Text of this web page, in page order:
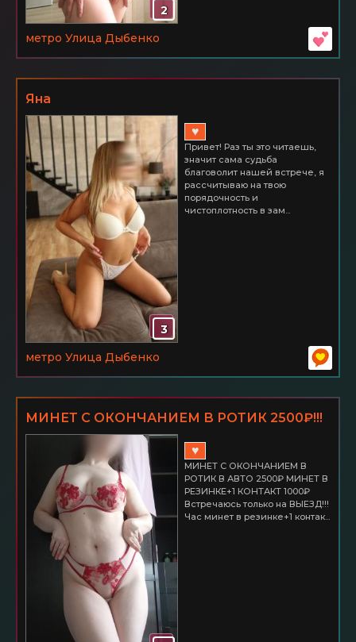
2
метро Улица Дыбенко
Яна
3
♥
Привет! Раз ты это читаешь,
значит сама судьба
благоволит нашей встрече, я
рассчитываю на твою
порядочность и
чистоплотность в зам...
метро Улица Дыбенко
МИНЕТ С ОКОНЧАНИЕМ В РОТИК 2500₽!!!
♥
МИНЕТ С ОКОНЧАНИЕМ В
РОТИК В АВТО 2500₽ МИНЕТ В
РЕЗИНКЕ+1 КОНТАКТ 1000₽
Встречаюсь только на ВЫЕЗД!!!
Час минет в резинке+1 контак...